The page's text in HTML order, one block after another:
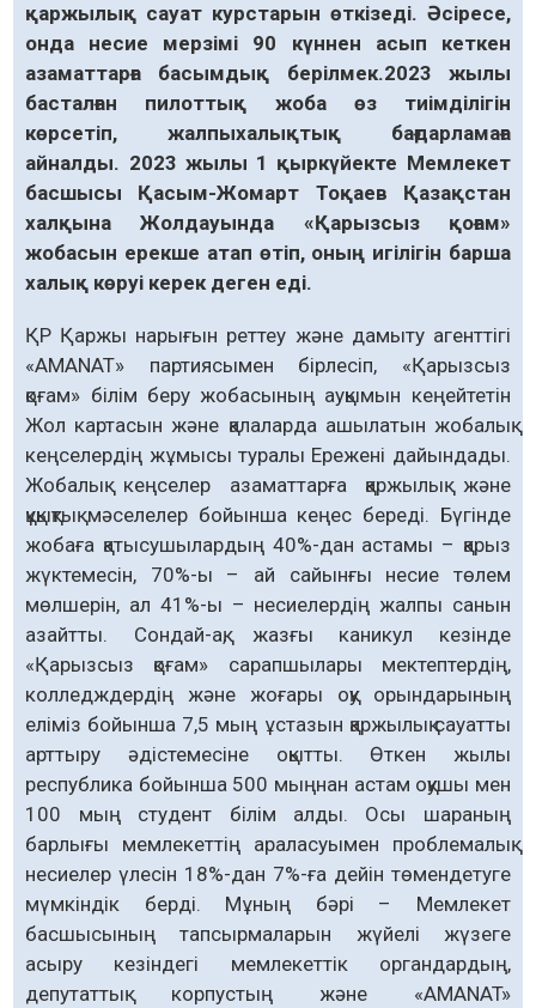
қаржылық сауат курстарын өткізеді. Әсіресе,
онда несие мерзімі 90 күннен асып кеткен
азаматтарға басымдық берілмек.2023 жылы
басталған пилоттық жоба өз тиімділігін
көрсетіп, жалпыхалықтық бағдарламаға
айналды. 2023 жылы 1 қыркүйекте Мемлекет
басшысы Қасым-Жомарт Тоқаев Қазақстан
халқына Жолдауында «Қарызсыз қоғам»
жобасын ерекше атап өтіп, оның игілігін барша
халық көруі керек деген еді.
ҚР Қаржы нарығын реттеу және дамыту агенттігі
«АМАNАТ» партиясымен бірлесіп, «Қарызсыз
қоғам» білім беру жобасының ауқымын кеңейтетін
Жол картасын және қалаларда ашылатын жобалық
кеңселердің жұмысы туралы Ережені дайындады.
Жобалық кеңселер азаматтарға қаржылық және
құқықтық мәселелер бойынша кеңес береді. Бүгінде
жобаға қатысушылардың 40%-дан астамы – қарыз
жүктемесін, 70%-ы – ай сайынғы несие төлем
мөлшерін, ал 41%-ы – несиелердің жалпы санын
азайтты. Сондай-ақ, жазғы каникул кезінде
«Қарызсыз қоғам» сарапшылары мектептердің,
колледждердің және жоғары оқу орындарының
еліміз бойынша 7,5 мың ұстазын қаржылық сауатты
арттыру әдістемесіне оқытты. Өткен жылы
республика бойынша 500 мыңнан астам оқушы мен
100 мың студент білім алды. Осы шараның
барлығы мемлекеттің араласуымен проблемалық
несиелер үлесін 18%-дан 7%-ға дейін төмендетуге
мүмкіндік берді. Мұның бәрі – Мемлекет
басшысының тапсырмаларын жүйелі жүзеге
асыру кезіндегі мемлекеттік органдардың,
депутаттық корпустың және «AMANAT»